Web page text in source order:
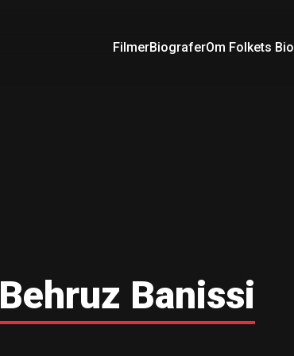
FilmerBiograferOm Folkets Bio
Behruz Banissi